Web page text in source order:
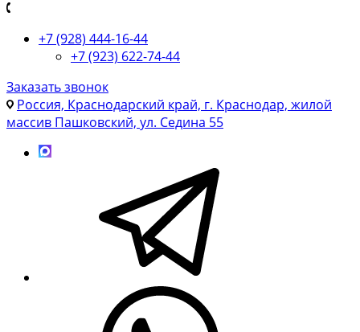
+7 (928) 444-16-44
+7 (923) 622-74-44
Заказать звонок
Россия, Краснодарский край, г. Краснодар, жилой
массив Пашковский, ул. Седина 55